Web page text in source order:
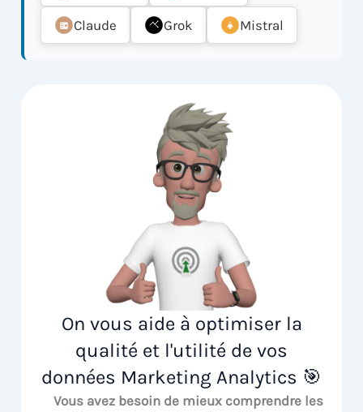
Claude Grok Mistral
On vous aide à optimiser la
qualité et l'utilité de vos
données Marketing Analytics 🎯
Vous avez besoin de mieux comprendre les